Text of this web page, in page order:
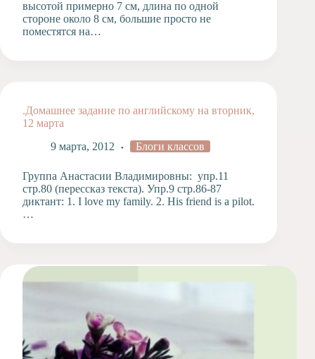
высотой примерно 7 см, длина по одной
стороне около 8 см, большие просто не
поместятся на…
.Домашнее задание по английскому на вторник,
12 марта
9 марта, 2012
Блоги классов
Группа Анастасии Владимировны: упр.11
стр.80 (перессказ текста). Упр.9 стр.86-87
диктант: 1. I love my family. 2. His friend is a pilot.
…